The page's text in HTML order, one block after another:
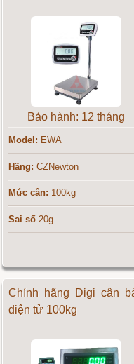
Bảo hành: 12 tháng
Model: EWA
Hãng: CZNewton
Mức cân: 100kg
Sai số 20g
Chính hãng Digi cân
điện tử 100kg